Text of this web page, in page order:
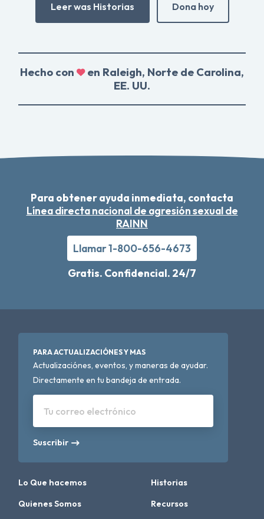
Leer was Historias Dona hoy
Hecho con
en Raleigh, Norte de Carolina,
EE. UU.
Para obtener ayuda inmediata, contacta
Línea directa nacional de agresión sexual de
RAINN
Llamar 1-800-656-4673
Gratis. Confidencial. 24/7
PARA ACTUALIZACIÓNES Y MAS
Actualizaciónes, eventos, y maneras de ayudar.
Directamente en tu bandeja de entrada.
Tu correo electrónico
Suscribir
Lo Que hacemos
Quienes Somos
Historias
Recursos